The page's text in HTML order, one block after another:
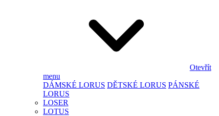
Otevřít
menu
DÁMSKÉ LORUS DĚTSKÉ LORUS PÁNSKÉ
LORUS
LOSER
LOTUS